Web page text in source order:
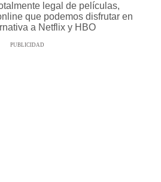
legal de películas,
que podemos disfrutar en
a Netflix y HBO
PUBLICIDAD